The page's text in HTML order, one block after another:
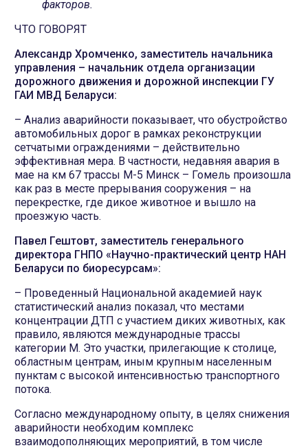
факторов.
ЧТО ГОВОРЯТ
Александр Хромченко, заместитель начальника
управления – начальник отдела организации
дорожного движения и дорожной инспекции ГУ
ГАИ МВД Беларуси:
– Анализ аварийности показывает, что обустройство
автомобильных дорог в рамках реконструкции
сетчатыми ограждениями – действительно
эффективная мера. В частности, недавняя авария в
мае на км 67 трассы М-5 Минск – Гомель произошла
как раз в месте прерывания сооружения – на
перекрестке, где дикое животное и вышло на
проезжую часть.
Павел Гештовт, заместитель генерального
директора ГНПО «Научно-практический центр НАН
Беларуси по биоресурсам»:
– Проведенный Национальной академией наук
статистический анализ показал, что местами
концентрации ДТП с участием диких животных, как
правило, являются международные трассы
категории М. Это участки, прилегающие к столице,
областным центрам, иным крупным населенным
пунктам с высокой интенсивностью транспортного
потока.
Согласно международному опыту, в целях снижения
аварийности необходим комплекс
взаимодополняющих мероприятий, в том числе